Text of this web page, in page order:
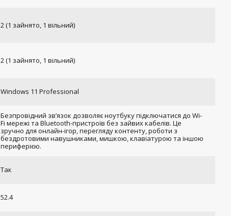
2 (1 зайнято, 1 вільний)
2 (1 зайнято, 1 вільний)
Windows 11 Professional
Безпровідний зв’язок дозволяє ноутбуку підключатися до Wi-
Fi мережі та Bluetooth-пристроїв без зайвих кабелів. Це
зручно для онлайн-ігор, перегляду контенту, роботи з
бездротовими навушниками, мишкою, клавіатурою та іншою
периферією.
Так
52.4